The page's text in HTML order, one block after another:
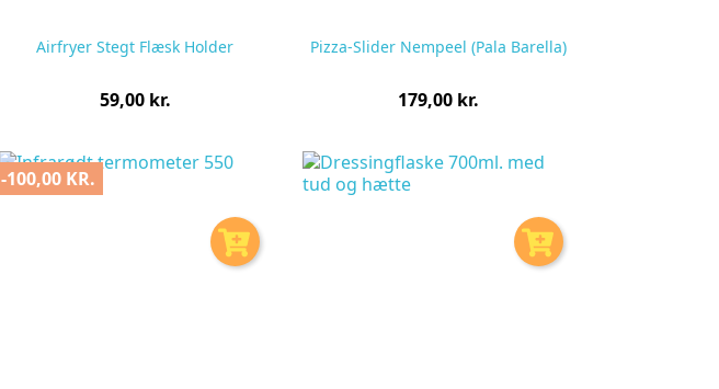
Airfryer Stegt Flæsk Holder
Pris
59,00 kr.
Pizza-Slider Nempeel (Pala Barella)
Pris
179,00 kr.
-100,00 KR.